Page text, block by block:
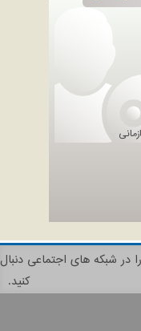
در شبکه های اجتماعی دنبال
کنید.